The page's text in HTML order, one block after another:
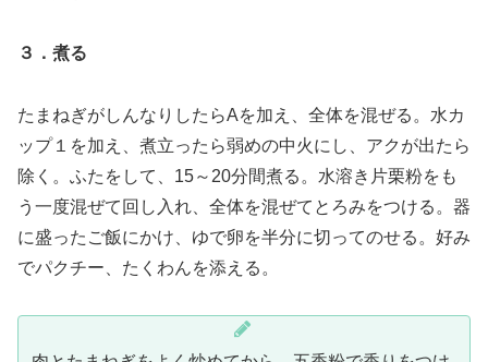
３．煮る
たまねぎがしんなりしたらAを加え、全体を混ぜる。水カ
ップ１を加え、煮立ったら弱めの中火にし、アクが出たら
除く。ふたをして、15～20分間煮る。水溶き片栗粉をも
う一度混ぜて回し入れ、全体を混ぜてとろみをつける。器
に盛ったご飯にかけ、ゆで卵を半分に切ってのせる。好み
でパクチー、たくわんを添える。